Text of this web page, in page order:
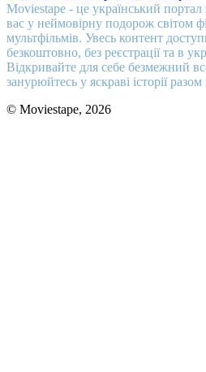
Moviestape - це український
вас у неймовірну подорож світом
мультфільмів. Увесь контент
безкоштовно, без реєстрації та в
Відкривайте для себе безмежний
занурюйтесь у яскраві історії
© Moviestape, 2026